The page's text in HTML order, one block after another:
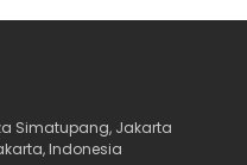
Simatupang, Jakarta
Indonesia